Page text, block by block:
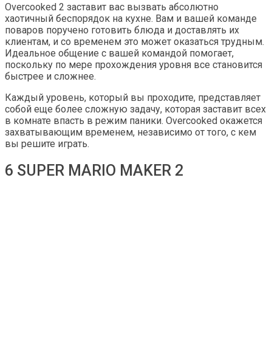
Overcooked 2 заставит вас вызвать абсолютно
хаотичный беспорядок на кухне. Вам и вашей команде
поваров поручено готовить блюда и доставлять их
клиентам, и со временем это может оказаться трудным.
Идеальное общение с вашей командой помогает,
поскольку по мере прохождения уровня все становится
быстрее и сложнее.
Каждый уровень, который вы проходите, представляет
собой еще более сложную задачу, которая заставит всех
в комнате впасть в режим паники. Overcooked окажется
захватывающим временем, независимо от того, с кем
вы решите играть.
6 SUPER MARIO MAKER 2